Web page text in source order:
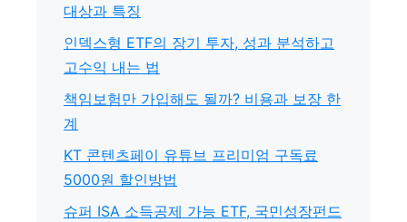
대상과 특징
인덱스형 ETF의 장기 투자, 성과 분석하고
고수익 내는 법
책임보험만 가입해도 될까? 비용과 보장 한
계
KT 콘텐츠페이 유튜브 프리미엄 구독료
5000원 할인방법
슈퍼 ISA 소득공제 가능 ETF, 국민성장펀드